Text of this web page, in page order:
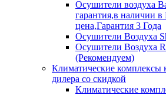
Осушители воздуха
гарантия,в наличии
цена,Гарантия 3 Года
Осушители Воздуха
Осушители Воздуха
(Рекомендуем)
Климатические комплексы
дилера со скидкой
Климатические